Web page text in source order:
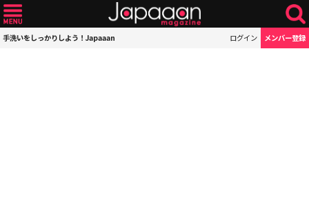
手洗いをしっかりしよう！Japaaan ログイン メンバー登録